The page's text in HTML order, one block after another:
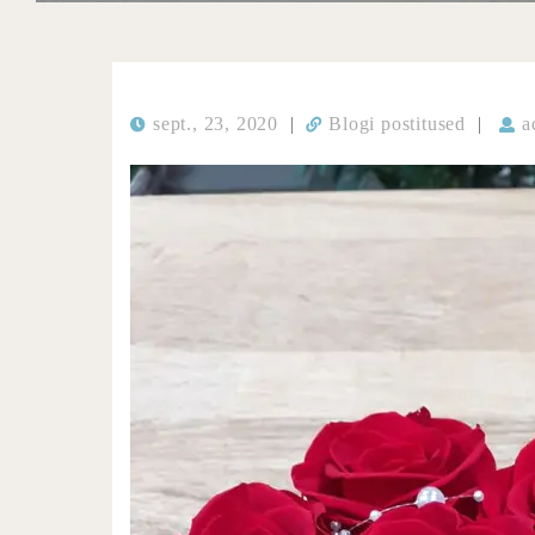
sept., 23, 2020 | Blogi postitused |